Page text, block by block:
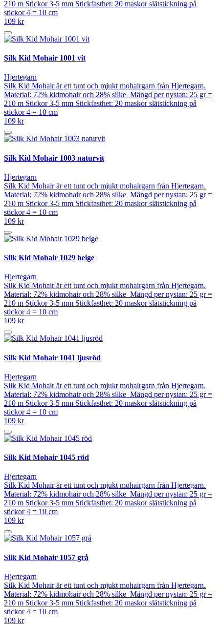
210 m Stickor 3-5 mm Stickfasthet: 20 maskor slätstickning på
stickor 4 = 10 cm
109 kr
Silk Kid Mohair 1001 vit
Hjertegarn
Silk Kid Mohair är ett tunt och mjukt mohairgarn från Hjertegarn.
Material: 72% kidmohair och 28% silke Mängd per nystan: 25 gr =
210 m Stickor 3-5 mm Stickfasthet: 20 maskor slätstickning på
stickor 4 = 10 cm
109 kr
Silk Kid Mohair 1003 naturvit
Hjertegarn
Silk Kid Mohair är ett tunt och mjukt mohairgarn från Hjertegarn.
Material: 72% kidmohair och 28% silke Mängd per nystan: 25 gr =
210 m Stickor 3-5 mm Stickfasthet: 20 maskor slätstickning på
stickor 4 = 10 cm
109 kr
Silk Kid Mohair 1029 beige
Hjertegarn
Silk Kid Mohair är ett tunt och mjukt mohairgarn från Hjertegarn.
Material: 72% kidmohair och 28% silke Mängd per nystan: 25 gr =
210 m Stickor 3-5 mm Stickfasthet: 20 maskor slätstickning på
stickor 4 = 10 cm
109 kr
Silk Kid Mohair 1041 ljusröd
Hjertegarn
Silk Kid Mohair är ett tunt och mjukt mohairgarn från Hjertegarn.
Material: 72% kidmohair och 28% silke Mängd per nystan: 25 gr =
210 m Stickor 3-5 mm Stickfasthet: 20 maskor slätstickning på
stickor 4 = 10 cm
109 kr
Silk Kid Mohair 1045 röd
Hjertegarn
Silk Kid Mohair är ett tunt och mjukt mohairgarn från Hjertegarn.
Material: 72% kidmohair och 28% silke Mängd per nystan: 25 gr =
210 m Stickor 3-5 mm Stickfasthet: 20 maskor slätstickning på
stickor 4 = 10 cm
109 kr
Silk Kid Mohair 1057 grå
Hjertegarn
Silk Kid Mohair är ett tunt och mjukt mohairgarn från Hjertegarn.
Material: 72% kidmohair och 28% silke Mängd per nystan: 25 gr =
210 m Stickor 3-5 mm Stickfasthet: 20 maskor slätstickning på
stickor 4 = 10 cm
109 kr